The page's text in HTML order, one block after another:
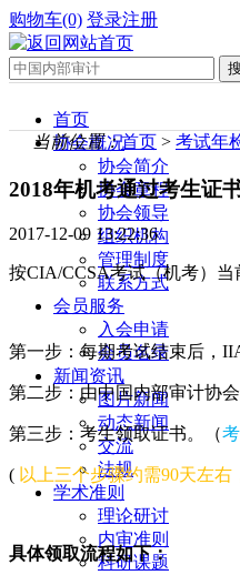
购物车(0) 登录注册
首页
协会概况
协会简介
协会章程
协会领导
组织机构
管理制度
联系方式
会员服务
入会申请
会员名录
新闻资讯
图片新闻
动态新闻
交流
法规
学术准则
理论研讨
内审准则
科研课题
当前位置：首页 > 考试年
2018年机考通过考生证
2017-12-09 13:22:36
按CIA/CCSA考试（机考）
第一步：每期考试结束后，
第二步：由中国内部审计协
第三步：考生领取证书。（
( 以上三个步骤约需90天左右
具体领取流程如下：